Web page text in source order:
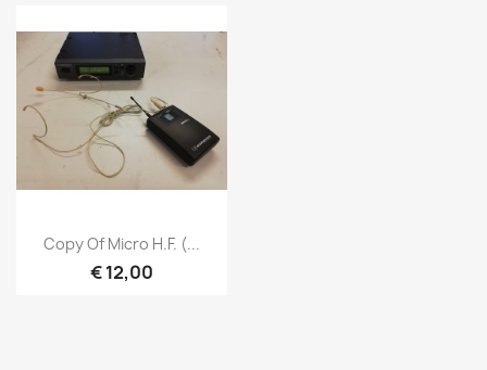
Snel bekijken
Copy Of Micro H.F. (...
€ 12,00